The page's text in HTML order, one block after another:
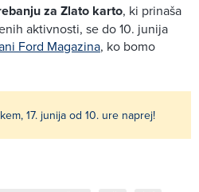
za Zlato karto, ki prinaša
aktivnosti, se do 10. junija
Ford Magazina, ko bomo
17. junija od 10. ure naprej!